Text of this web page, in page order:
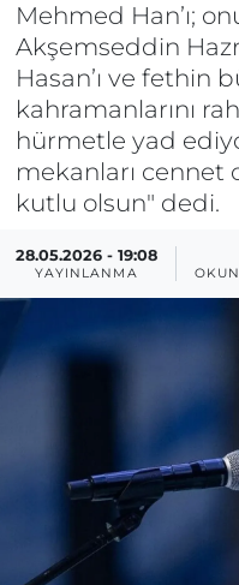
Mehmed Han’ı;
Akşemseddin
Hasan’ı ve fethin
kahramanlarını
hürmetle yad
mekanları cennet
kutlu olsun" dedi.
28.05.2026 - 19:08
YAYINLANMA